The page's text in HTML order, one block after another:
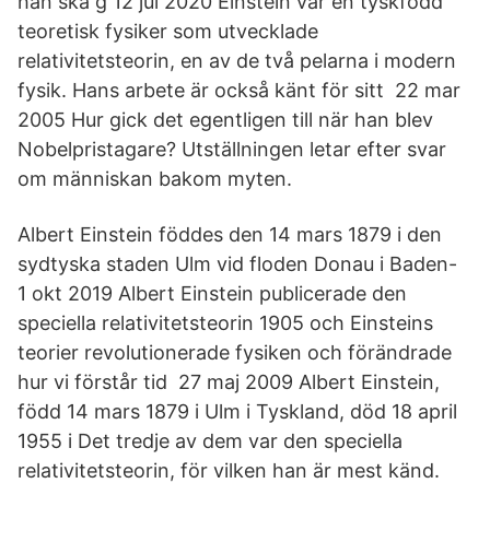
teoretisk fysiker som utvecklade
relativitetsteorin, en av de två pelarna i modern
fysik. Hans arbete är också känt för sitt 22 mar
2005 Hur gick det egentligen till när han blev
Nobelpristagare? Utställningen letar efter svar
om människan bakom myten.
Albert Einstein föddes den 14 mars 1879 i den
sydtyska staden Ulm vid floden Donau i Baden-
1 okt 2019 Albert Einstein publicerade den
speciella relativitetsteorin 1905 och Einsteins
teorier revolutionerade fysiken och förändrade
hur vi förstår tid 27 maj 2009 Albert Einstein,
född 14 mars 1879 i Ulm i Tyskland, död 18 april
1955 i Det tredje av dem var den speciella
relativitetsteorin, för vilken han är mest känd.